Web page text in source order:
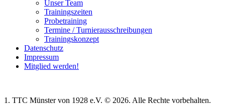
Unser Team
Trainingszeiten
Probetraining
Termine / Turnierausschreibungen
Trainingskonzept
Datenschutz
Impressum
Mitglied werden!
1. TTC Münster von 1928 e.V. © 2026. Alle Rechte vorbehalten.